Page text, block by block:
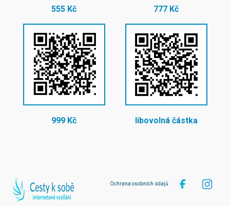
555 Kč 777 Kč
999 Kč libovolná částka
Ochrana osobních údajů